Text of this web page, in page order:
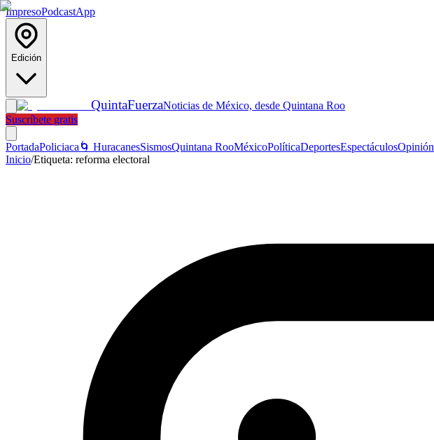
ImpresoPodcastApp
Edición
QuintaFuerzaNoticias de México, desde Quintana Roo
Suscríbete gratis
PortadaPoliciaca 🌀 HuracanesSismosQuintana RooMéxicoPolíticaDeportesEspectáculosOpinión
Inicio/Etiqueta: reforma electoral